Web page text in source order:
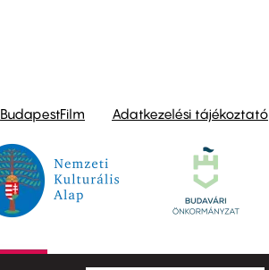
BudapestFilm Adatkezelési tájékoztató